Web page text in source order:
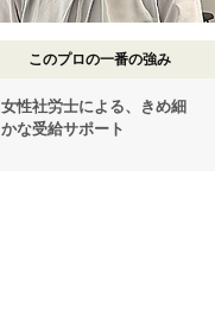
このプロの一番の強み
女性社労士による、きめ細
かな受給サポート